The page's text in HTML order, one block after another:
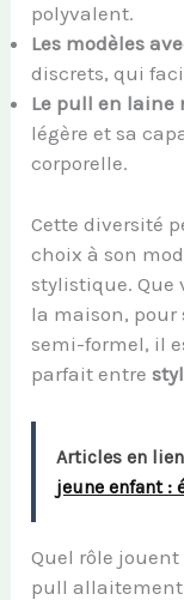
polyvalent.
Les modèles
discrets, qui
Le pull en laine
légère et sa
corporelle.
Cette diversité
choix à son
stylistique. Que
la maison,
semi-formel, il
parfait entre
Articles en
jeune enfant :
Quel rôle
pull allaitement